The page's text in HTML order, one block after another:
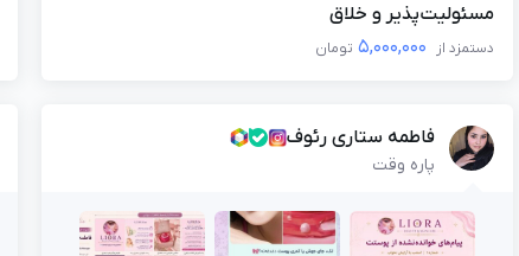
مسئولیت‌پذیر و خلاق
دستمزد از 5,000,000 تومان
فاطمه ستاری رئوف
پاره وقت